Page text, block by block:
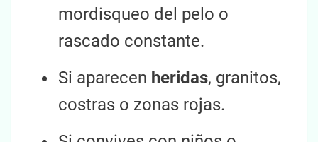
mordisqueo del pelo o
rascado constante.
Si aparecen heridas, granitos,
costras o zonas rojas.